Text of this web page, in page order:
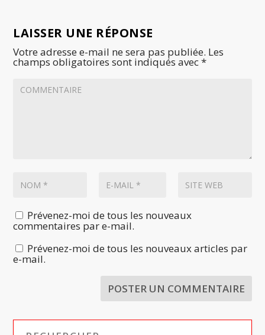
LAISSER UNE RÉPONSE
Votre adresse e-mail ne sera pas publiée. Les
champs obligatoires sont indiqués avec*
Prévenez-moi de tous les nouveaux
commentaires par e-mail.
Prévenez-moi de tous les nouveaux articles par
e-mail.